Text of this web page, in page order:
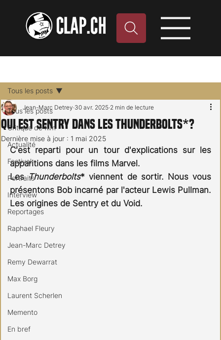
Tous les posts
Critique de film
Actualité
Festival
Portraits
Interview
Reportages
Raphael Fleury
Jean-Marc Detrey
Remy Dewarrat
Max Borg
Laurent Scherlen
Memento
En bref
Tous les posts
Qui est Sentry dans les Thunderbolts*?
Jean-Marc Detrey 30 avr. 2025 2 min de lecture
Dernière mise à jour : 1 mai 2025
C'est reparti pour un tour d'explications sur les
apparitions dans les films Marvel.
Les Thunderbolts* viennent de sortir. Nous vous
présentons Bob incarné par l'acteur Lewis Pullman.
Les origines de Sentry et du Void.